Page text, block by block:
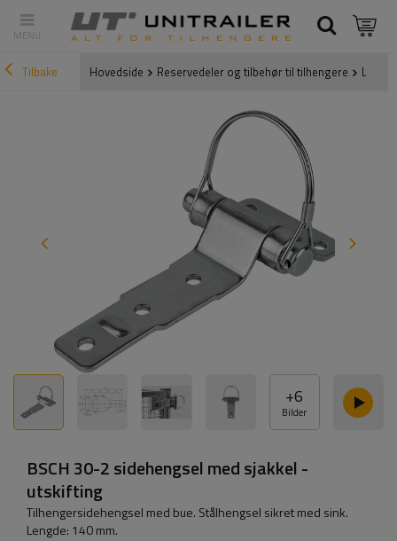
Tilbake Hovedside Reservedeler og tilbehør til tilhengere
+6
Bilder
BSCH 30-2 sidehengsel med sjakkel -
utskifting
Tilhengersidehengsel med bue. Stålhengsel sikret med sink.
Lengde: 140 mm.